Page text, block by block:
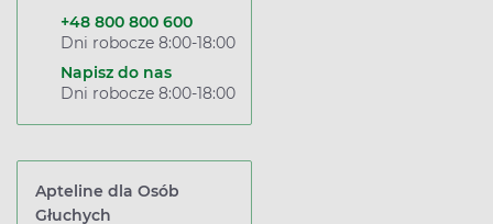
+48 800 800 600
Dni robocze 8:00-18:00
Napisz do nas
Dni robocze 8:00-18:00
Apteline dla Osób
Głuchych